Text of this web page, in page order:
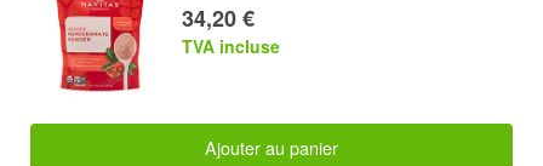
34,20 €
TVA incluse
Ajouter au panier